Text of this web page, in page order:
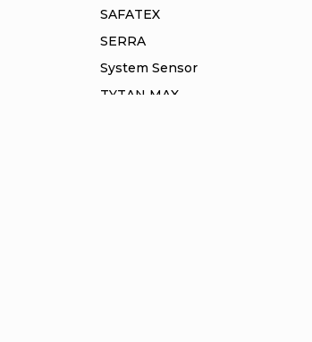
SAFATEX
SERRA
System Sensor
TYTAN MAX